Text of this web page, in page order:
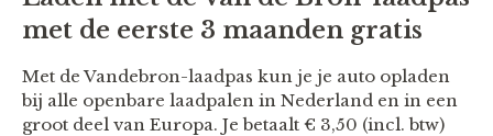
met de eerste 3 maanden gratis
Met de Vandebron-laadpas kun je je auto opladen
bij alle openbare laadpalen in Nederland en in een
groot deel van Europa. Je betaalt € 3,50 (incl. btw)